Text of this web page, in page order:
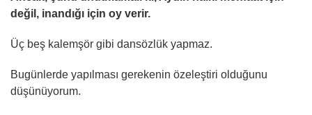
değil, inandığı için oy verir.
Üç beş kalemşör gibi dansözlük yapmaz.
Bugünlerde yapılması gerekenin özeleştiri olduğunu
düşünüyorum.